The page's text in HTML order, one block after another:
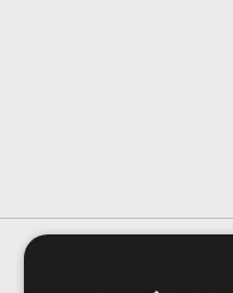
APS
ユーザーレビュー (0件)